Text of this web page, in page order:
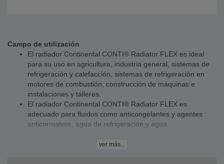
Campo de utilización
El radiador Continental CONTI® Radiator FLEX es ideal
para su uso en agricultura, industria general, sistemas de
refrigeración y calefacción, sistemas de refrigeración en
motores de combustión, construcción de máquinas e
instalaciones y talleres.
El radiador Continental CONTI® Radiator FLEX es
adecuado para fluidos como anticongelantes y agentes
anticorrosivos, agua de refrigeración y agua.
IDENTIFICACIÓN: Continental CONTI® Radiador FLEX 18
ver más...